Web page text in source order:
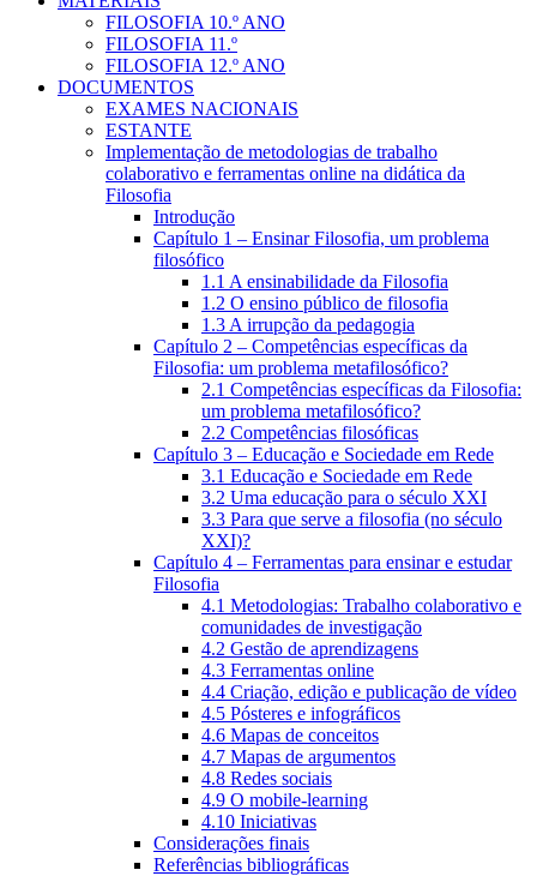
FILOSOFIA 10.º ANO
FILOSOFIA 11.º
FILOSOFIA 12.º ANO
DOCUMENTOS
EXAMES NACIONAIS
ESTANTE
Implementação de metodologias de trabalho
colaborativo e ferramentas online na didática da
Filosofia
Introdução
Capítulo 1 – Ensinar Filosofia, um problema
filosófico
1.1 A ensinabilidade da Filosofia
1.2 O ensino público de filosofia
1.3 A irrupção da pedagogia
Capítulo 2 – Competências específicas da
Filosofia: um problema metafilosófico?
2.1 Competências específicas da Filosofia:
um problema metafilosófico?
2.2 Competências filosóficas
Capítulo 3 – Educação e Sociedade em Rede
3.1 Educação e Sociedade em Rede
3.2 Uma educação para o século XXI
3.3 Para que serve a filosofia (no século
XXI)?
Capítulo 4 – Ferramentas para ensinar e estudar
Filosofia
4.1 Metodologias: Trabalho colaborativo e
comunidades de investigação
4.2 Gestão de aprendizagens
4.3 Ferramentas online
4.4 Criação, edição e publicação de vídeo
4.5 Pósteres e infográficos
4.6 Mapas de conceitos
4.7 Mapas de argumentos
4.8 Redes sociais
4.9 O mobile-learning
4.10 Iniciativas
Considerações finais
Referências bibliográficas